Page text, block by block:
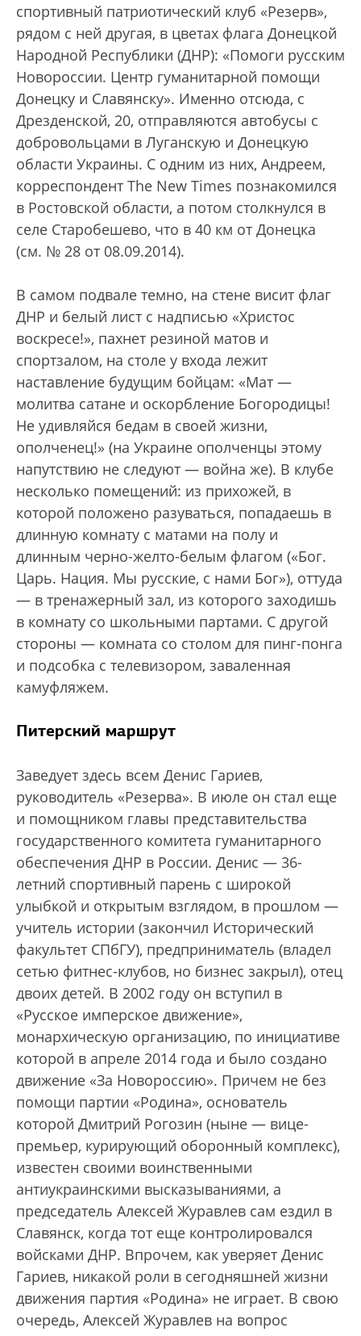
спортивный патриотический клуб «Резерв»,
рядом с ней другая, в цветах флага Донецкой
Народной Республики (ДНР): «Помоги русским
Новороссии. Центр гуманитарной помощи
Донецку и Славянску». Именно отсюда, с
Дрезденской, 20, отправляются автобусы с
добровольцами в Луганскую и Донецкую
области Украины. С одним из них, Андреем,
корреспондент The New Times познакомился
в Ростовской области, а потом столкнулся в
селе Старобешево, что в 40 км от Донецка
(см. № 28 от 08.09.2014).
В самом подвале темно, на стене висит флаг
ДНР и белый лист с надписью «Христос
воскресе!», пахнет резиной матов и
спортзалом, на столе у входа лежит
наставление будущим бойцам: «Мат —
молитва сатане и оскорбление Богородицы!
Не удивляйся бедам в своей жизни,
ополченец!» (на Украине ополченцы этому
напутствию не следуют — война же). В клубе
несколько помещений: из прихожей, в
которой положено разуваться, попадаешь в
длинную комнату с матами на полу и
длинным черно-желто-белым флагом («Бог.
Царь. Нация. Мы русские, с нами Бог»), оттуда
— в тренажерный зал, из которого заходишь
в комнату со школьными партами. С другой
стороны — комната со столом для пинг-понга
и подсобка с телевизором, заваленная
камуфляжем.
Питерский маршрут
Заведует здесь всем Денис Гариев,
руководитель «Резерва». В июле он стал еще
и помощником главы представительства
государственного комитета гуманитарного
обеспечения ДНР в России. Денис — 36-
летний спортивный парень с широкой
улыбкой и открытым взглядом, в прошлом —
учитель истории (закончил Исторический
факультет СПбГУ), предприниматель (владел
сетью фитнес-клубов, но бизнес закрыл), отец
двоих детей. В 2002 году он вступил в
«Русское имперское движение»,
монархическую организацию, по инициативе
которой в апреле 2014 года и было создано
движение «За Новороссию». Причем не без
помощи партии «Родина», основатель
которой Дмитрий Рогозин (ныне — вице-
премьер, курирующий оборонный комплекс),
известен своими воинственными
антиукраинскими высказываниями, а
председатель Алексей Журавлев сам ездил в
Славянск, когда тот еще контролировался
войсками ДНР. Впрочем, как уверяет Денис
Гариев, никакой роли в сегодняшней жизни
движения партия «Родина» не играет. В свою
очередь, Алексей Журавлев на вопрос